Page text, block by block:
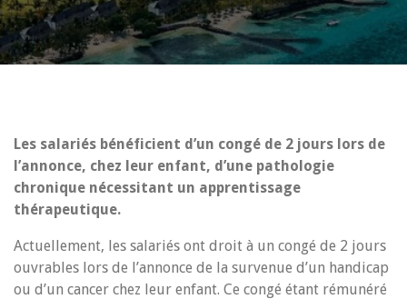
Les salariés bénéficient d’un congé de 2 jours lors de
l’annonce, chez leur enfant, d’une pathologie
chronique nécessitant un apprentissage
thérapeutique.
Actuellement, les salariés ont droit à un congé de 2 jours
ouvrables lors de l’annonce de la survenue d’un handicap
ou d’un cancer chez leur enfant. Ce congé étant rémunéré